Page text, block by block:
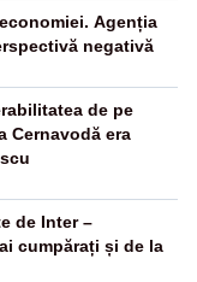
Agenția
negativă
de pe
Cernavodă era
de Inter –
cumpărați și de la